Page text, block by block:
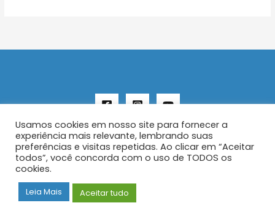
Copyright © 2026 AENFER
Construído por IurySan
Usamos cookies em nosso site para fornecer a
experiência mais relevante, lembrando suas
preferências e visitas repetidas. Ao clicar em “Aceitar
todos”, você concorda com o uso de TODOS os
cookies.
Leia Mais Aceitar tudo